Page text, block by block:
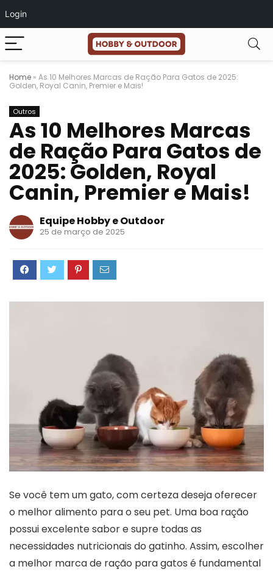
Login
Home » As 10 Melhores Marcas de Ração Para Gatos de 2025:
Golden, Royal Canin, Premier e Mais!
Outros
As 10 Melhores Marcas
de Ração Para Gatos de
2025: Golden, Royal
Canin, Premier e Mais!
Equipe Hobby e Outdoor
25 de março de 2025
Se você tem um gato, com certeza deseja oferecer
o melhor alimento para o seu pet. Uma boa ração
possui excelente sabor e supre todas as
necessidades nutricionais do gatinho. Assim, escolher
a melhor marca de ração para gatos é fundamental